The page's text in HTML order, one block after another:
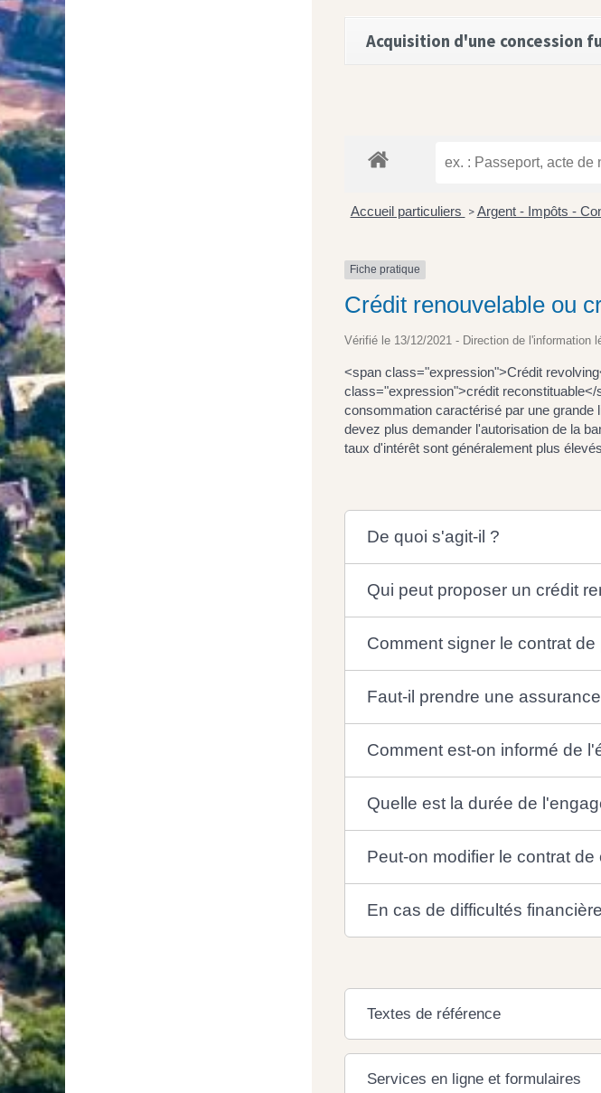
Acquisition d'une concession
Accueil particuliers > Argent - Impôts -
Fiche pratique
Crédit renouvelable ou
Vérifié le 13/12/2021 - Direction de l'information
<span class="expression">Crédit
class="expression">crédit
consommation caractérisé par une grande
devez plus demander l'autorisation de la
taux d'intérêt sont généralement plus
De quoi s'agit-il ?
Qui peut proposer un crédit
Comment signer le contrat de
Faut-il prendre une
Comment est-on informé de
Quelle est la durée de
Peut-on modifier le contrat de
En cas de difficultés
Textes de référence
Services en ligne et formulaires